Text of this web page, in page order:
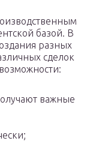
базой. В
разных
сделок
важные